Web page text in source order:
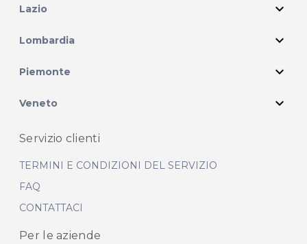
Lazio expand_more
Lombardia expand_more
Piemonte expand_more
Veneto expand_more
Servizio clienti
TERMINI E CONDIZIONI DEL SERVIZIO
FAQ
CONTATTACI
Per le aziende